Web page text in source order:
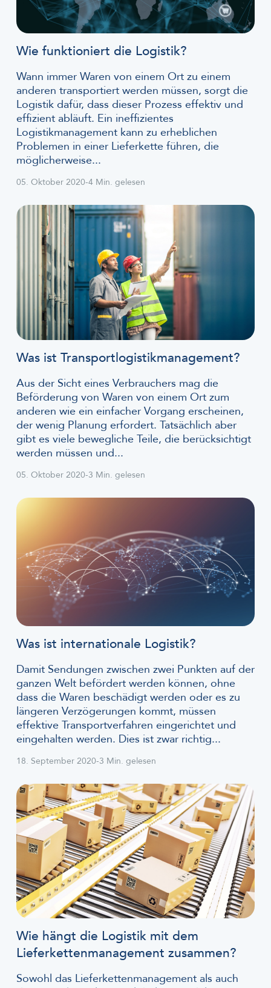
Wie funktioniert die Logistik?
Wann immer Waren von einem Ort zu einem
anderen transportiert werden müssen, sorgt die
Logistik dafür, dass dieser Prozess effektiv und
effizient abläuft. Ein ineffizientes
Logistikmanagement kann zu erheblichen
Problemen in einer Lieferkette führen, die
möglicherweise...
05. Oktober 2020-4 Min. gelesen
Was ist Transportlogistikmanagement?
Aus der Sicht eines Verbrauchers mag die
Beförderung von Waren von einem Ort zum
anderen wie ein einfacher Vorgang erscheinen,
der wenig Planung erfordert. Tatsächlich aber
gibt es viele bewegliche Teile, die berücksichtigt
werden müssen und...
05. Oktober 2020-3 Min. gelesen
Was ist internationale Logistik?
Damit Sendungen zwischen zwei Punkten auf der
ganzen Welt befördert werden können, ohne
dass die Waren beschädigt werden oder es zu
längeren Verzögerungen kommt, müssen
effektive Transportverfahren eingerichtet und
eingehalten werden. Dies ist zwar richtig...
18. September 2020-3 Min. gelesen
Wie hängt die Logistik mit dem
Lieferkettenmanagement zusammen?
Sowohl das Lieferkettenmanagement als auch